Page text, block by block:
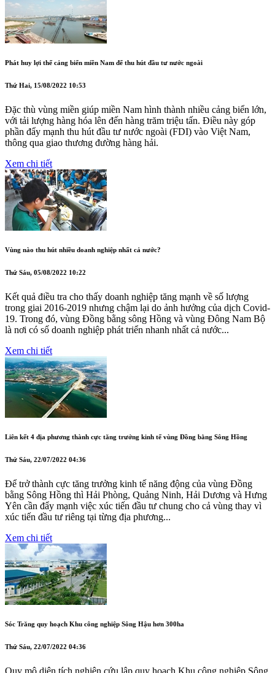
Phát huy lợi thế cảng biển miền Nam để thu hút đầu tư nước ngoài
Thứ Hai, 15/08/2022 10:53
Đặc thù vùng miền giúp miền Nam hình thành nhiều cảng biển lớn,
với tải lượng hàng hóa lên đến hàng trăm triệu tấn. Điều này góp
phần đẩy mạnh thu hút đầu tư nước ngoài (FDI) vào Việt Nam,
thông qua giao thương đường hàng hải.
Xem chi tiết
Vùng nào thu hút nhiều doanh nghiệp nhất cả nước?
Thứ Sáu, 05/08/2022 10:22
Kết quả điều tra cho thấy doanh nghiệp tăng mạnh về số lượng
trong giai 2016-2019 nhưng chậm lại do ảnh hưởng của dịch Covid-
19. Trong đó, vùng Đồng bằng sông Hồng và vùng Đông Nam Bộ
là nơi có số doanh nghiệp phát triển nhanh nhất cả nước...
Xem chi tiết
Liên kết 4 địa phương thành cực tăng trưởng kinh tế vùng Đồng bằng Sông Hồng
Thứ Sáu, 22/07/2022 04:36
Để trở thành cực tăng trưởng kinh tế năng động của vùng Đồng
bằng Sông Hồng thì Hải Phòng, Quảng Ninh, Hải Dương và Hưng
Yên cần đẩy mạnh việc xúc tiến đầu tư chung cho cả vùng thay vì
xúc tiến đầu tư riêng tại từng địa phương...
Xem chi tiết
Sóc Trăng quy hoạch Khu công nghiệp Sông Hậu hơn 300ha
Thứ Sáu, 22/07/2022 04:36
Quy mô diện tích nghiên cứu lập quy hoạch Khu công nghiệp Sông